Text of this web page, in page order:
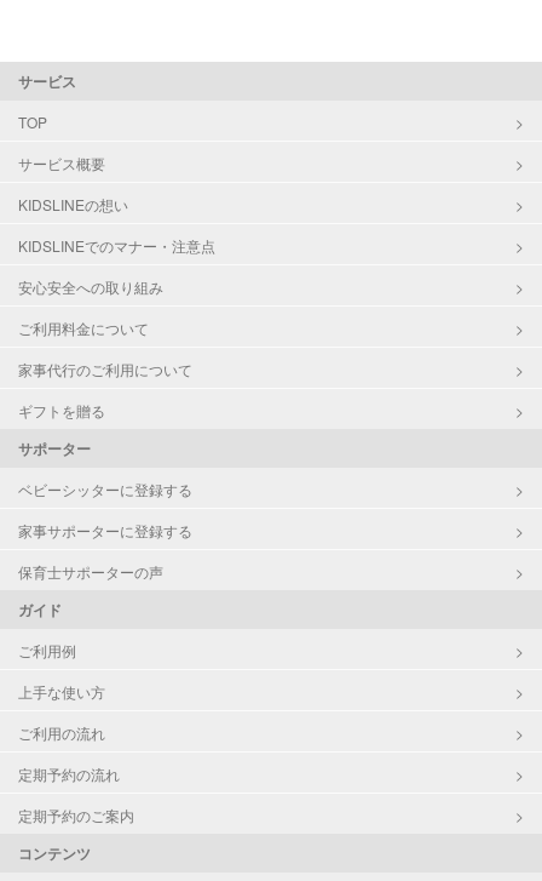
サービス
TOP
サービス概要
KIDSLINEの想い
KIDSLINEでのマナー・注意点
安心安全への取り組み
ご利用料金について
家事代行のご利用について
ギフトを贈る
サポーター
ベビーシッターに登録する
家事サポーターに登録する
保育士サポーターの声
ガイド
ご利用例
上手な使い方
ご利用の流れ
定期予約の流れ
定期予約のご案内
コンテンツ